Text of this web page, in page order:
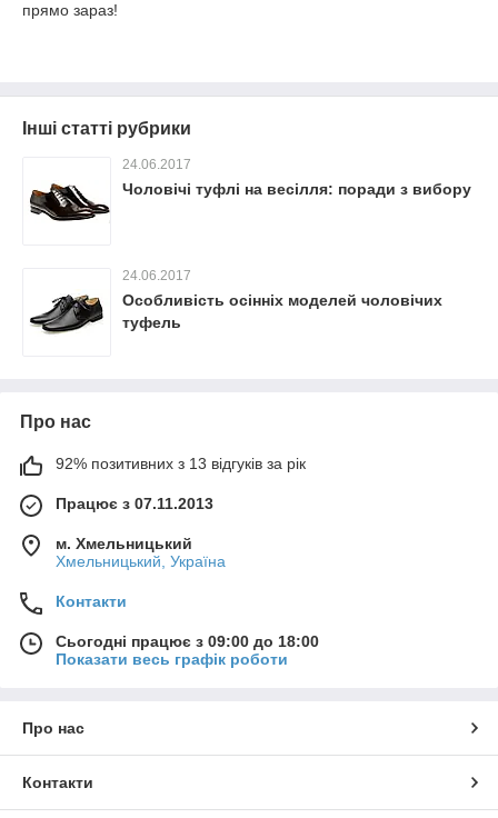
прямо зараз!
Інші статті рубрики
24.06.2017
Чоловічі туфлі на весілля: поради з вибору
24.06.2017
Особливість осінніх моделей чоловічих
туфель
Про нас
92% позитивних з 13 відгуків за рік
Працює з 07.11.2013
м. Хмельницький
Хмельницький, Україна
Контакти
Сьогодні працює з 09:00 до 18:00
Показати весь графік роботи
Про нас
Контакти